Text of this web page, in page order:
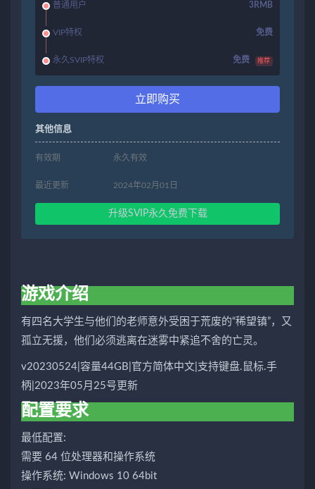
普通用户 3RMB
VIP特权 免费
永久SVIP特权 免费 推荐
立即购买
其他信息
有效期 永久有效
最近更新 2024年02月01日
升级SVIP永久免费下载
游戏介绍
有四名大学生与他们的老师意外受困于荒废的“稀望镇”，又
孤立无援，他们必须逃离在迷雾中紧追不舍的亡灵。
v20230524|容量44GB|官方简体中文|支持键盘.鼠标.手
柄|2023年05月25号更新
配置要求
最低配置:
需要 64 位处理器和操作系统
操作系统: Windows 10 64bit